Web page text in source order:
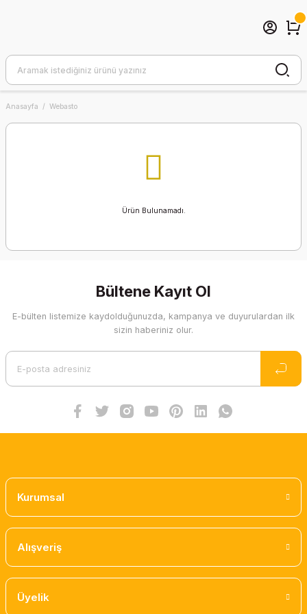
Anasayfa Webasto
Ürün Bulunamadı.
Bültene Kayıt Ol
E-bülten listemize kaydolduğunuzda, kampanya ve duyurulardan ilk
sizin haberiniz olur.
Kurumsal
Alışveriş
Üyelik